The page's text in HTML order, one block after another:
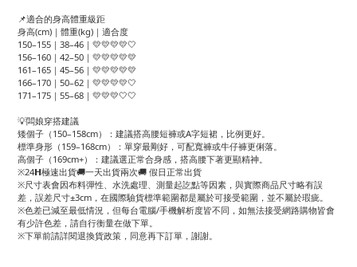
📌適合的身高體重級距
身高(cm)｜體重(kg)｜適合度
150–155｜38–46｜💛💛💛💛🤍
156–160｜42–50｜💛💛💛💛💛
161–165｜45–56｜💛💛💛💛💛
166–170｜50–62｜💛💛💛💛🤍
171–175｜55–68｜💛💛💛🤍🤍
💡闆娘穿搭建議
矮個子（150–158cm）：建議搭高腰短褲或A字短裙，比例更好。
標準身形（159–168cm）：單穿最剛好，可配寬褲或牛仔褲更俐落。
高個子（169cm+）：建議選正常合身感，搭高腰下著更顯精神。
※24𝗛極速出貨🚚一天出貨兩次🚚 假日正常出貨
※尺寸表會因布料彈性、水洗處理、測量起訖點等因素，與實際商品尺寸略有誤
差，誤差尺寸±3cm，在國際驗貨標準範圍都是屬於可接受範圍，並不屬於瑕疵。
※色差已減至最低情況，但每台電腦/手機解析度皆不同，如無法接受網路購物皆會
有少許色差，請自行衡量在做下單。
※下單前請詳閱退換貨政策，同意再下訂單，謝謝。